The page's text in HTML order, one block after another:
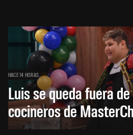
HACE 14 HORAS
Luis se queda fuera
cocineros de